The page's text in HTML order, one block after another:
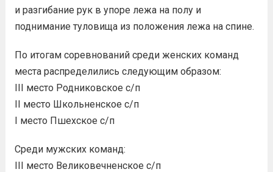
и разгибание рук в упоре лежа на полу и
поднимание туловища из положения лежа на спине.
По итогам соревнований среди женских команд
места распределились следующим образом:
III место Родниковское с/п
II место Школьненское с/п
I место Пшехское с/п
Среди мужских команд:
III место Великовечненское с/п